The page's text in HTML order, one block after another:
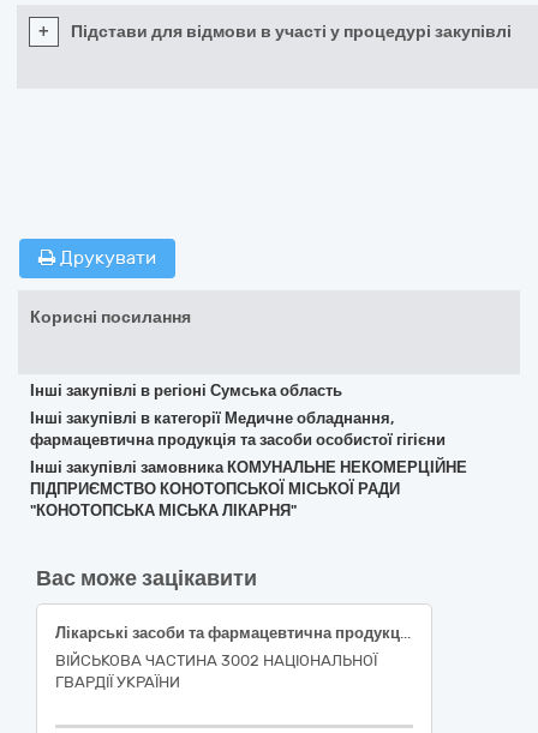
+ Підстави для відмови в участі у процедурі закупівлі
Друкувати
Корисні посилання
Інші закупівлі в регіоні Сумська область
Інші закупівлі в категорії Медичне обладнання,
фармацевтична продукція та засоби особистої гігієни
Інші закупівлі замовника КОМУНАЛЬНЕ НЕКОМЕРЦІЙНЕ
ПІДПРИЄМСТВО КОНОТОПСЬКОЇ МІСЬКОЇ РАДИ
"КОНОТОПСЬКА МІСЬКА ЛІКАРНЯ"
Вас може зацікавити
Лікарські засоби та фармацевтична продукція
ВІЙСЬКОВА ЧАСТИНА 3002 НАЦІОНАЛЬНОЇ
ГВАРДІЇ УКРАЇНИ